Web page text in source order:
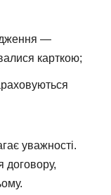
—
карткою;
уважності.
договору,